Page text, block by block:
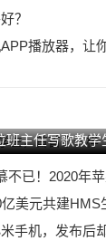
？
播放器，让
班主任写歌教学
不已！2020年
美元共建HMS
手机，发布后